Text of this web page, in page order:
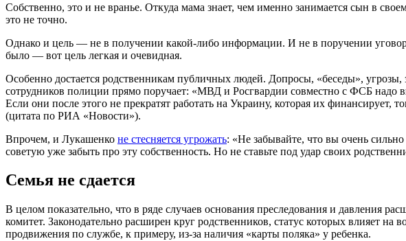
Собственно, это и не вранье. Откуда мама знает, чем именно занимается сын в
это не точно.
Однако и цель — не в получении какой-либо информации. И не в поручении
было — вот цель легкая и очевидная.
Особенно достается родственникам публичных людей. Допросы, «беседы»,
сотрудников полиции прямо поручает: «МВД и Росгвардии совместно с ФСБ надо
Если они после этого не прекратят работать на Украину, которая их финансирует,
(цитата по РИА «Новости»).
Впрочем, и Лукашенко не стесняется угрожать: «Не забывайте, что вы очень
советую уже забыть про эту собственность. Но не ставьте под удар своих
Семья не сдается
В целом показательно, что в ряде случаев основания преследования и давления
комитет. Законодательно расширен круг родственников, статус которых влияет
продвижения по службе, к примеру, из-за наличия «карты поляка» у ребенка.